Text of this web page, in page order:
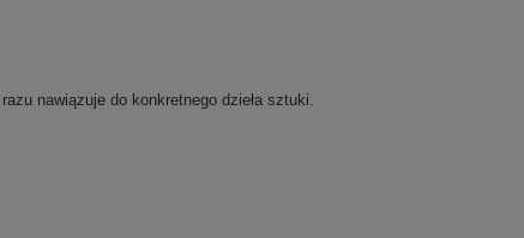
nawiązuje do konkretnego dzieła sztuki.